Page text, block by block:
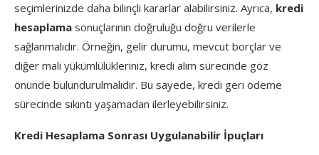
seçimlerinizde daha bilinçli kararlar alabilirsiniz. Ayrıca, kredi
hesaplama sonuçlarının doğruluğu doğru verilerle
sağlanmalıdır. Örneğin, gelir durumu, mevcut borçlar ve
diğer mali yükümlülükleriniz, kredi alım sürecinde göz
önünde bulundurulmalıdır. Bu sayede, kredi geri ödeme
sürecinde sıkıntı yaşamadan ilerleyebilirsiniz.
Kredi Hesaplama Sonrası Uygulanabilir İpuçları